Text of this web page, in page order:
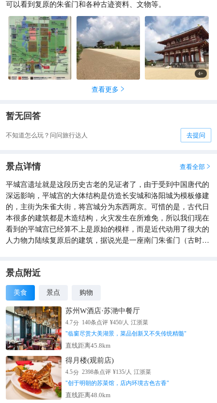
可以看到复原的朱雀门和各种古迹资料、文物等。
4+
查看更多 
暂无回答
不知道怎么玩？问问旅行达人 去提问
景点详情 查看全部 
平城宫遗址就是这段历史古老的见证者了，由于受到中国唐代的
深远影响，平城宫的大体结构是仿造长安城和洛阳城为模板修建
的，主街为朱雀大街，将宫城分为东西两京。可惜的是，古代日
本很多的建筑都是木造结构，火灾发生在所难免，所以我们现在
看到的平城宫已经算不上是原始的模样，而是近代动用了很大的
人力物力陆续复原后的建筑，据说光是一座南门朱雀门（古时外
和洁白的外墙在阳光的映照下，显得简洁且安宁，柔美中又彰显
着华贵。此外，东园庭院也非常美丽，在这片绿林花丛中走走，
相信会感到心情愉悦吧。
景点附近
美食 景点 购物
苏州W酒店·苏滟中餐厅
4.7分 140条点评 ¥450/人 江浙菜
"临窗尽赏大美湖景，菜品创新又不失传统精髓"
直线距离45.8km
得月楼(观前店)
4.5分 2398条点评 ¥135/人 江浙菜
"创于明朝的苏菜馆，店内环境古色古香"
直线距离48.0km